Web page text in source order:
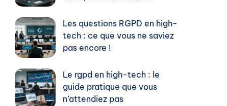
Les questions RGPD en high-
tech : ce que vous ne saviez
pas encore !
Le rgpd en high-tech : le
guide pratique que vous
n’attendiez pas